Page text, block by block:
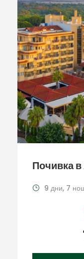
Почивка
9 дни, 7